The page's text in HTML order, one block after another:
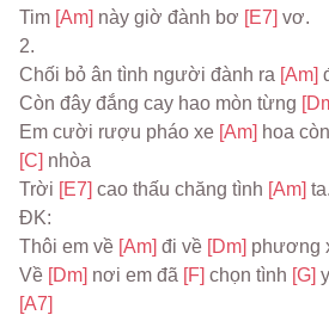
Tim [Am] này giờ đành bơ [E7] vơ.
2.
Chối bỏ ân tình người đành ra [Am]
Còn đây đắng cay hao mòn từng
Em cười rượu pháo xe [Am] hoa còn
[C] nhòa
Trời [E7] cao thấu chăng tình [Am] ta.
ĐK:
Thôi em về [Am] đi về [Dm] phương
Về [Dm] nơi em đã [F] chọn tình [G]
[A7]